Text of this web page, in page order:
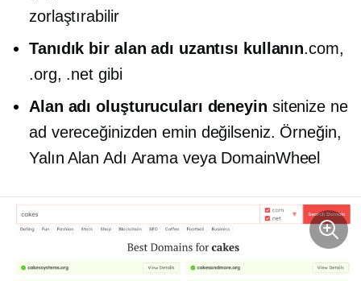
zorlaştırabilir
Tanıdık bir alan adı uzantısı kullanın.com,
.org, .net gibi
Alan adı oluşturucuları deneyin sitenize ne
ad vereceğinizden emin değilseniz. Örneğin,
Yalın Alan Adı Arama veya DomainWheel